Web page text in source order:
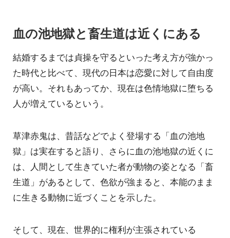
血の池地獄と畜生道は近くにある
結婚するまでは貞操を守るといった考え方が強かっ
た時代と比べて、現代の日本は恋愛に対して自由度
が高い。それもあってか、現在は色情地獄に堕ちる
人が増えているという。
草津赤鬼は、昔話などでよく登場する「血の池地
獄」は実在すると語り、さらに血の池地獄の近くに
は、人間として生きていた者が動物の姿となる「畜
生道」があるとして、色欲が強まると、本能のまま
に生きる動物に近づくことを示した。
そして、現在、世界的に権利が主張されている